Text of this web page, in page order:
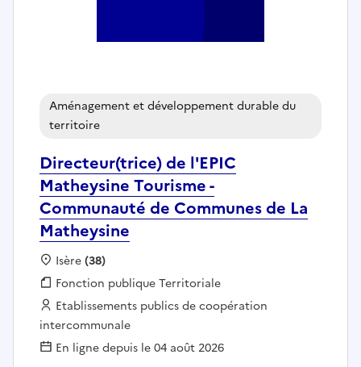
Directeur(trice) de l'EPIC
Matheysine Tourisme -
Communauté de Communes de La
Matheysine
Aménagement et développement durable du
territoire
Localisation :
Isère(38)
Fonction publique :
Fonction publique Territoriale
Employeur :
Etablissements publics de coopération
intercommunale
En ligne depuis le 04 août 2026